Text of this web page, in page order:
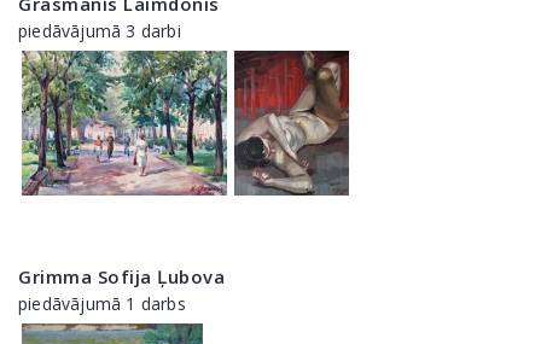
piedāvājumā 3 darbi
Grimma Sofija Ļubova
piedāvājumā 1 darbs